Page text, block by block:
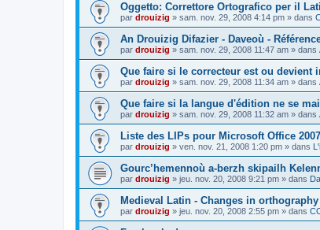
Oggetto: Correttore Ortografico per il
par drouizig » sam. nov. 29, 2008 4:14 pm » dans
An Drouizig Difazier - Daveoù -
par drouizig » sam. nov. 29, 2008 11:47 am » dans
Que faire si le correcteur est ou devient
par drouizig » sam. nov. 29, 2008 11:34 am » dans
Que faire si la langue d'édition ne se
par drouizig » sam. nov. 29, 2008 11:32 am » dans
Liste des LIPs pour Microsoft Office 2007
par drouizig » ven. nov. 21, 2008 1:20 pm » dans
Gourc’hemennoù a-berzh skipailh
par drouizig » jeu. nov. 20, 2008 9:21 pm » dans
Medieval Latin - Changes in orthography
par drouizig » jeu. nov. 20, 2008 2:55 pm » dans